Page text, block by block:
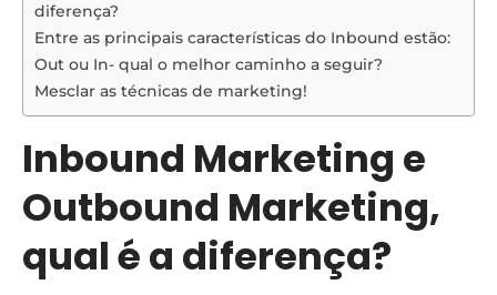
diferença?
Entre as principais características do Inbound estão:
Out ou In- qual o melhor caminho a seguir?
Mesclar as técnicas de marketing!
Inbound Marketing e
Outbound Marketing,
qual é a diferença?